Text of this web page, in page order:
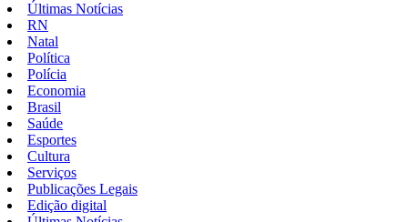
Últimas Notícias
RN
Natal
Política
Polícia
Economia
Brasil
Saúde
Esportes
Cultura
Serviços
Publicações Legais
Edição digital